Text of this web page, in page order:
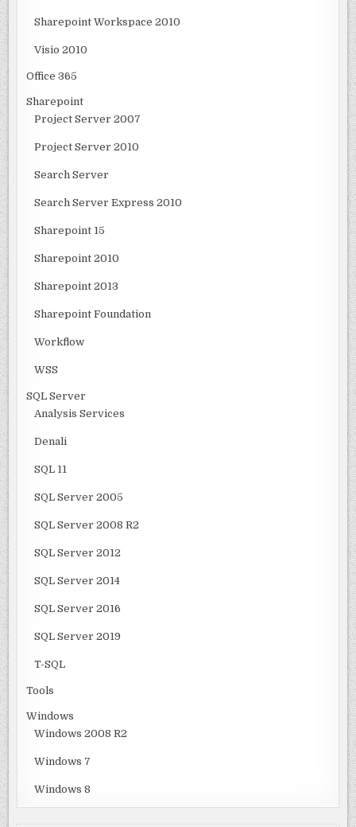
Sharepoint Workspace 2010
Visio 2010
Office 365
Sharepoint
Project Server 2007
Project Server 2010
Search Server
Search Server Express 2010
Sharepoint 15
Sharepoint 2010
Sharepoint 2013
Sharepoint Foundation
Workflow
WSS
SQL Server
Analysis Services
Denali
SQL 11
SQL Server 2005
SQL Server 2008 R2
SQL Server 2012
SQL Server 2014
SQL Server 2016
SQL Server 2019
T-SQL
Tools
Windows
Windows 2008 R2
Windows 7
Windows 8